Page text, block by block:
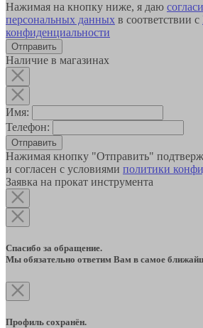
Нажимая на кнопку ниже, я даю
персональных данных в соответствии с
конфиденциальности
Наличие в магазинах
Имя:
Телефон:
Отправить
Нажимая кнопку "Отправить"
и согласен с условиями политики
Заявка на прокат инструмента
Спасибо за обращение.
Мы обязательно ответим Вам в самое
Профиль сохранён.